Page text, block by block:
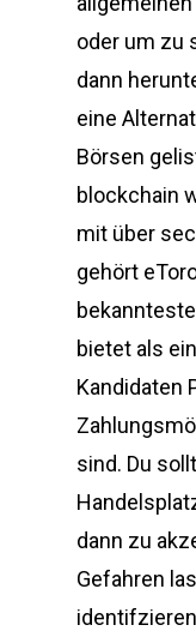
oder um zu
dann
eine
Börsen
blockchain
mit über
gehört
bietet als
Kandidaten
sind. Du
dann zu
Gefahren